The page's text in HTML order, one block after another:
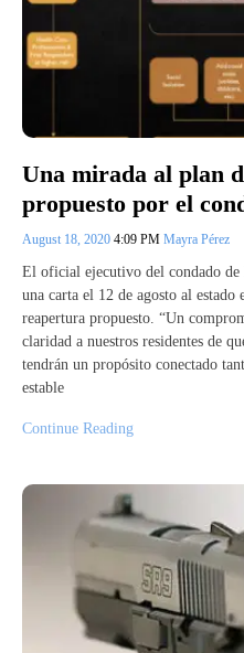
Una mirada al plan
propuesto por el
August 18, 2020 4:09 PM Mayra Pérez
El oficial ejecutivo del condado de
una carta el 12 de agosto al
reapertura propuesto. “Un
claridad a nuestros residentes de
tendrán un propósito conectado
estable
Continue Reading